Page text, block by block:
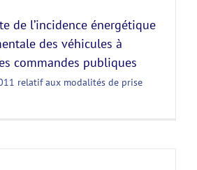
de l’incidence énergétique
des véhicules à
commandes publiques
relatif aux modalités de prise